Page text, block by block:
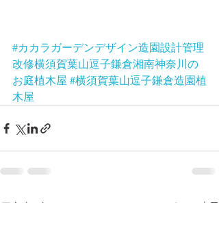
#カカラガーデンデザイン造園設計管理
改修横須賀葉山逗子鎌倉湘南神奈川の
お庭植木屋 #横須賀葉山逗子鎌倉造園植
木屋
最新記事 すべて表示